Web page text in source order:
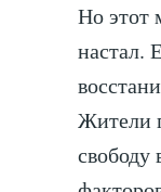
Но этот
настал.
Жители
свободу